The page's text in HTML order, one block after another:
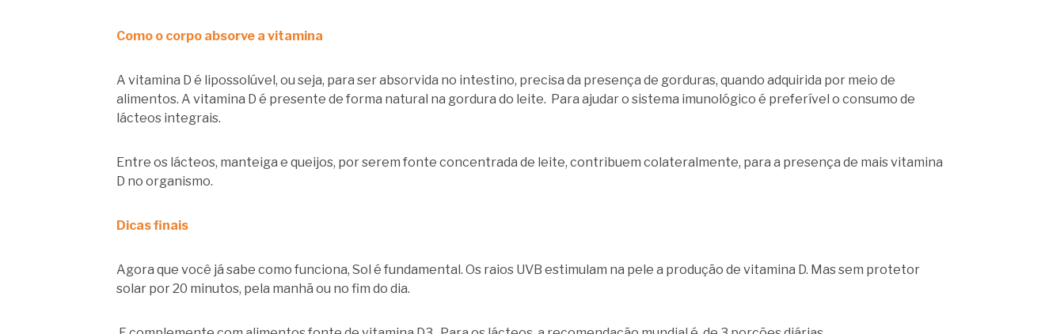
Como o corpo absorve a vitamina
A vitamina D é lipossolúvel, ou seja, para ser absorvida no intestino, precisa da presença de gorduras, quando adquirida por meio de
alimentos. A vitamina D é presente de forma natural na gordura do leite. Para ajudar o sistema imunológico é preferível o consumo de
lácteos integrais.
Entre os lácteos, manteiga e queijos, por serem fonte concentrada de leite, contribuem colateralmente, para a presença de mais vitamina
D no organismo.
Dicas finais
Agora que você já sabe como funciona, Sol é fundamental. Os raios UVB estimulam na pele a produção de vitamina D. Mas sem protetor
solar por 20 minutos, pela manhã ou no fim do dia.